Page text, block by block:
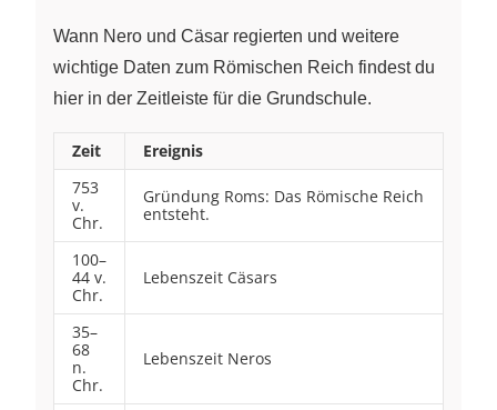
Wann Nero und Cäsar regierten und weitere
wichtige Daten zum Römischen Reich findest du
hier in der Zeitleiste für die Grundschule.
Zeit
Ereignis
753
v.
Chr.
Gründung Roms: Das Römische Reich
entsteht.
100–
44 v.
Chr.
Lebenszeit Cäsars
35–
68
n.
Chr.
Lebenszeit Neros